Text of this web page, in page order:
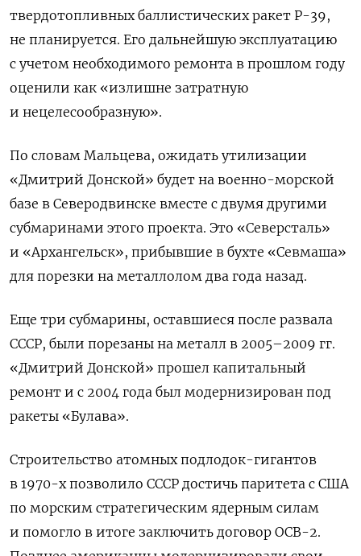
твердотопливных баллистических ракет Р-39,
не планируется. Его дальнейшую эксплуатацию
с учетом необходимого ремонта в прошлом году
оценили как «излишне затратную
и нецелесообразную».
По словам Мальцева, ожидать утилизации
«Дмитрий Донской» будет на военно-морской
базе в Северодвинске вместе с двумя другими
субмаринами этого проекта. Это «Северсталь»
и «Архангельск», прибывшие в бухте «Севмаша»
для порезки на металлолом два года назад.
Еще три субмарины, оставшиеся после развала
СССР, были порезаны на металл в 2005–2009 гг.
«Дмитрий Донской» прошел капитальный
ремонт и с 2004 года был модернизирован под
ракеты «Булава».
Строительство атомных подлодок-гигантов
в 1970-х позволило СССР достичь паритета с США
по морским стратегическим ядерным силам
и помогло в итоге заключить договор ОСВ-2.